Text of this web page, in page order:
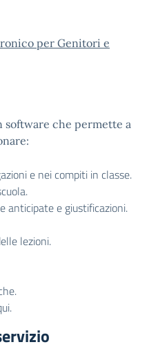
per Genitori e
che permette a
e nei compiti in classe.
anticipate e giustificazioni.
lezioni.